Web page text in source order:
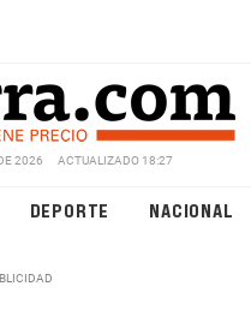
2026 ACTUALIZADO 18:27
DEPORTE NACIONAL